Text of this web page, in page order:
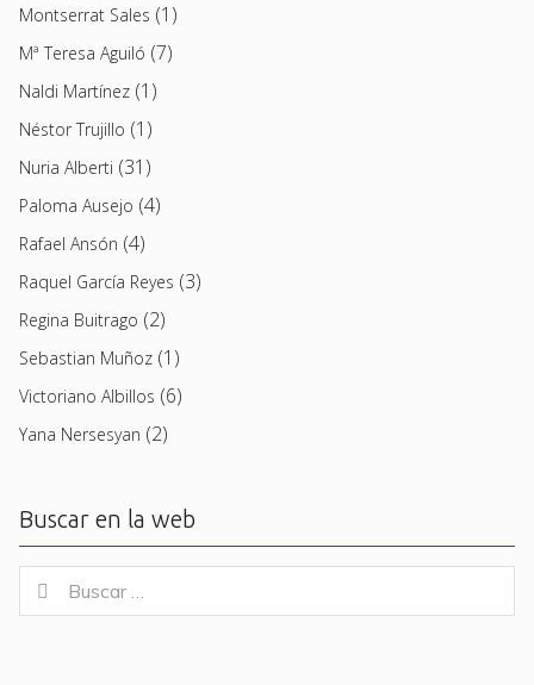
Montserrat Sales (1)
Mª Teresa Aguiló (7)
Naldi Martínez (1)
Néstor Trujillo (1)
Nuria Alberti (31)
Paloma Ausejo (4)
Rafael Ansón (4)
Raquel García Reyes (3)
Regina Buitrago (2)
Sebastian Muñoz (1)
Victoriano Albillos (6)
Yana Nersesyan (2)
Buscar en la web
for:
Buscar